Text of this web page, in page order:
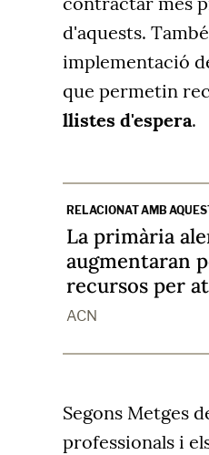
d'aquests.
implementació
que permetin
llistes d'espera.
RELACIONAT AMB
La primària
augmentaran
recursos per
ACN
Segons Metges
professionals i